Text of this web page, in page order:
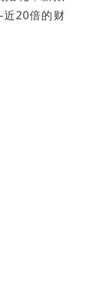
20倍的财